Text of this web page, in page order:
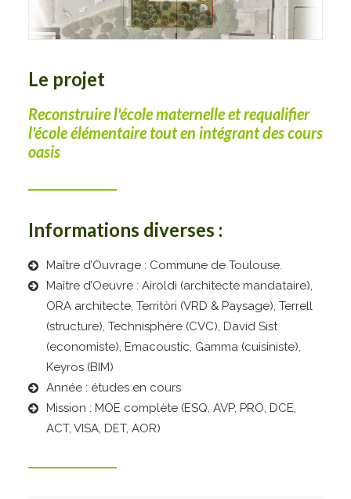
Le projet
Reconstruire l'école maternelle et requalifier
l'école élémentaire tout en intégrant des cours
oasis
Informations diverses :
Maître d’Ouvrage : Commune de Toulouse.
Maître d’Oeuvre : Airoldi (architecte mandataire),
ORA architecte, Territòri (VRD & Paysage), Terrell
(structure), Technisphère (CVC), David Sist
(economiste), Emacoustic, Gamma (cuisiniste),
Keyros (BIM)
Année : études en cours
Mission : MOE complète (ESQ, AVP, PRO, DCE,
ACT, VISA, DET, AOR)